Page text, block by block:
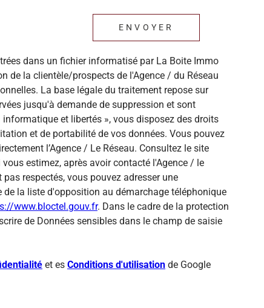
ENVOYER
dans un fichier informatisé par La Boite Immo
de la clientèle/prospects de l'Agence / du Réseau
La base légale du traitement repose sur
jusqu'à demande de suppression et sont
et libertés », vous disposez des droits
et de portabilité de vos données. Vous pouvez
l’Agence / Le Réseau. Consultez le site
estimez, après avoir contacté l'Agence / le
respectés, vous pouvez adresser une
la liste d'opposition au démarchage téléphonique
www.bloctel.gouv.fr. Dans le cadre de la protection
de Données sensibles dans le champ de saisie
et es Conditions d'utilisation de Google